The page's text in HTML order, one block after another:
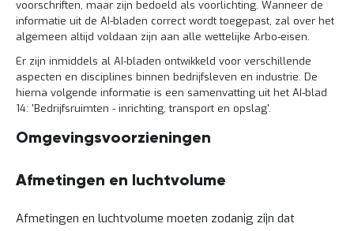
a
t
i
s
o
f
e
t
c
h
c
voorschriften, maar zijn bedoeld als voorlichting. Wanneer de
informatie uit de AI-bladen correct wordt toegepast, zal over het
algemeen altijd voldaan zijn aan alle wettelijke Arbo-eisen.
Er zijn inmiddels al AI-bladen ontwikkeld voor verschillende
aspecten en disciplines binnen bedrijfsleven en industrie. De
hierna volgende informatie is een samenvatting uit het AI-blad
14: 'Bedrijfsruimten - inrichting, transport en opslag'.
Omgevingsvoorzieningen
Afmetingen en luchtvolume
Afmetingen en luchtvolume moeten zodanig zijn dat